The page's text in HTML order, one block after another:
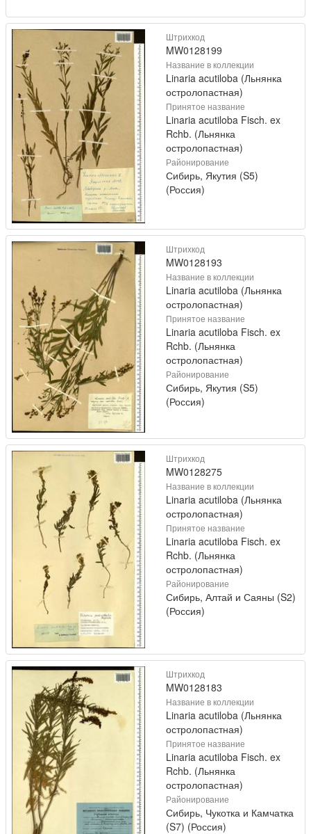
Штрихкод
MW0128199
Название в коллекции
Linaria acutiloba (Льнянка
остролопастная)
Принятое название
Linaria acutiloba Fisch. ex
Rchb. (Льнянка
остролопастная)
Районирование
Сибирь, Якутия (S5)
(Россия)
Штрихкод
MW0128193
Название в коллекции
Linaria acutiloba (Льнянка
остролопастная)
Принятое название
Linaria acutiloba Fisch. ex
Rchb. (Льнянка
остролопастная)
Районирование
Сибирь, Якутия (S5)
(Россия)
Штрихкод
MW0128275
Название в коллекции
Linaria acutiloba (Льнянка
остролопастная)
Принятое название
Linaria acutiloba Fisch. ex
Rchb. (Льнянка
остролопастная)
Районирование
Сибирь, Алтай и Саяны (S2)
(Россия)
Штрихкод
MW0128183
Название в коллекции
Linaria acutiloba (Льнянка
остролопастная)
Принятое название
Linaria acutiloba Fisch. ex
Rchb. (Льнянка
остролопастная)
Районирование
Сибирь, Чукотка и Камчатка
(S7) (Россия)